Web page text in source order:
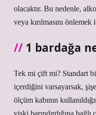
olacaktır. Bu nedenle,
veya kırılmasını
1 bardağa
Tek mi çift mi? Standart
içerdiğini varsayarsak,
ölçüm kabının
viski barındırdığına